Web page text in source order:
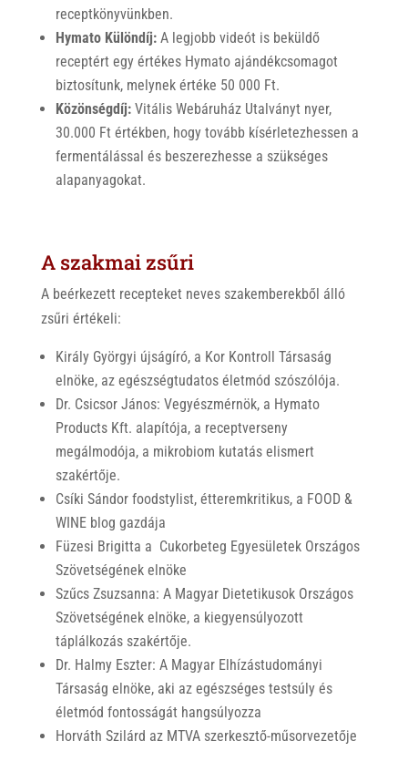
receptkönyvünkben.
Hymato Különdíj: A legjobb videót is beküldő
receptért egy értékes Hymato ajándékcsomagot
biztosítunk, melynek értéke 50 000 Ft.
Közönségdíj: Vitális Webáruház Utalványt nyer,
30.000 Ft értékben, hogy tovább kísérletezhessen a
fermentálással és beszerezhesse a szükséges
alapanyagokat.​
A szakmai zsűri
A beérkezett recepteket neves szakemberekből álló
zsűri értékeli:
Király Györgyi újságíró, a Kor Kontroll Társaság
elnöke, az egészségtudatos életmód szószólója.
Dr. Csicsor János: Vegyészmérnök, a Hymato
Products Kft. alapítója, a receptverseny
megálmodója, a mikrobiom kutatás elismert
szakértője.
Csíki Sándor foodstylist, étteremkritikus, a FOOD &
WINE blog gazdája
Füzesi Brigitta a Cukorbeteg Egyesületek Országos
Szövetségének elnöke
Szűcs Zsuzsanna: A Magyar Dietetikusok Országos
Szövetségének elnöke, a kiegyensúlyozott
táplálkozás szakértője.
Dr. Halmy Eszter: A Magyar Elhízástudományi
Társaság elnöke, aki az egészséges testsúly és
életmód fontosságát hangsúlyozza
Horváth Szilárd az MTVA szerkesztő-műsorvezetője